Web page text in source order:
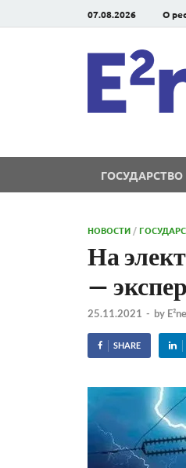
07.08.2026 О
ГОСУДАРСТВО
НОВОСТИ /
На
—
25.11.2021 - by
SHARE